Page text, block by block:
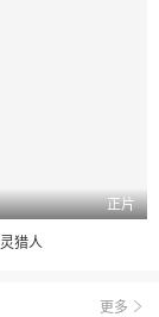
正片
猎人
更多